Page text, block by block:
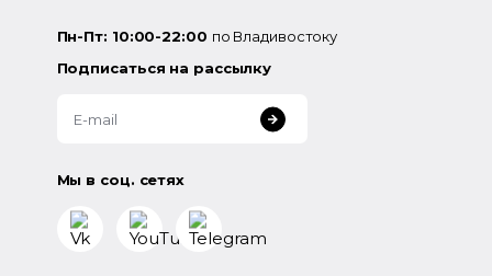
Пн-Пт: 10:00-22:00 по Владивостоку
Подписаться на рассылку
Мы в соц. сетях